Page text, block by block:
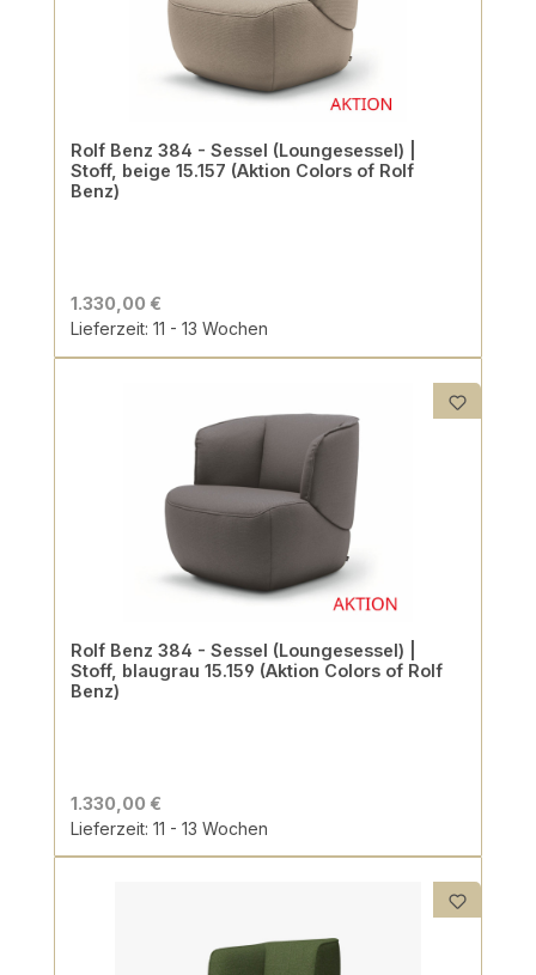
Rolf Benz 384 - Sessel (Loungesessel) |
Stoff, beige 15.157 (Aktion Colors of Rolf
Benz)
1.330,00 €
Lieferzeit: 11 - 13 Wochen
Rolf Benz 384 - Sessel (Loungesessel) |
Stoff, blaugrau 15.159 (Aktion Colors of Rolf
Benz)
1.330,00 €
Lieferzeit: 11 - 13 Wochen